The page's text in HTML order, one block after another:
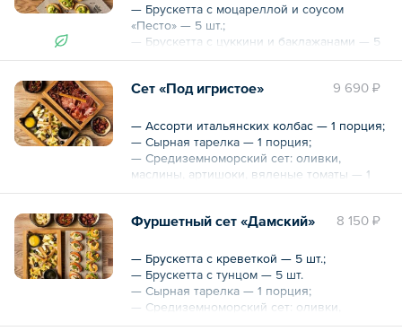
— Брускетта с моцареллой и соусом
«Песто» — 5 шт.;
— Брускетта с цуккини и баклажанами — 5
шт.
Общий вес – 820 г 9 690 ₽
Сет «Под игристое»
— Ассорти итальянских колбас — 1 порция;
— Сырная тарелка — 1 порция;
— Средиземноморский сет: оливки,
маслины, артишоки, вяленые томаты — 1
порция.
Общий вес – 1.2 кг 8 150 ₽
Фуршетный сет «Дамский»
— Брускетта с креветкой — 5 шт.;
— Брускетта с тунцом — 5 шт.
— Сырная тарелка — 1 порция;
— Средиземноморский сет: оливки,
маслины, артишоки, вяленые томаты — 1